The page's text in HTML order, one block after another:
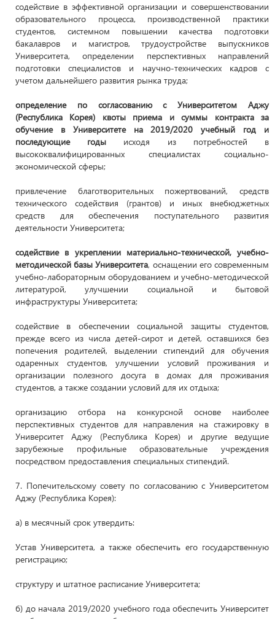
содействие в эффективной организации и совершенствовании
образовательного процесса, производственной практики
студентов, системном повышении качества подготовки
бакалавров и магистров, трудоустройстве выпускников
Университета, определении перспективных направлений
подготовки специалистов и научно-технических кадров с
учетом дальнейшего развития рынка труда;
определение по согласованию с Университетом Аджу
(Республика Корея) квоты приема и суммы контракта за
обучение в Университете на 2019/2020 учебный год и
последующие годы исходя из потребностей в
высококвалифицированных специалистах социально-
экономической сферы;
привлечение благотворительных пожертвований, средств
технического содействия (грантов) и иных внебюджетных
средств для обеспечения поступательного развития
деятельности Университета;
содействие в укреплении материально-технической, учебно-
методической базы Университета, оснащении его современным
учебно-лабораторным оборудованием и учебно-методической
литературой, улучшении социальной и бытовой
инфраструктуры Университета;
содействие в обеспечении социальной защиты студентов,
прежде всего из числа детей-сирот и детей, оставшихся без
попечения родителей, выделении стипендий для обучения
одаренных студентов, улучшении условий проживания и
организации полезного досуга в домах для проживания
студентов, а также создании условий для их отдыха;
организацию отбора на конкурсной основе наиболее
перспективных студентов для направления на стажировку в
Университет Аджу (Республика Корея) и другие ведущие
зарубежные профильные образовательные учреждения
посредством предоставления специальных стипендий.
7. Попечительскому совету по согласованию с Университетом
Аджу (Республика Корея):
а) в месячный срок утвердить:
Устав Университета, а также обеспечить его государственную
регистрацию;
структуру и штатное расписание Университета;
б) до начала 2019/2020 учебного года обеспечить Университет